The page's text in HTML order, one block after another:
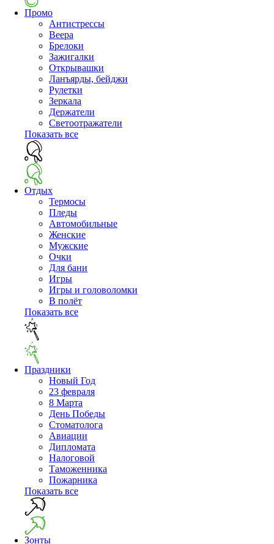
Промо
Антистрессы
Веера
Брелоки
Зажигалки
Открывашки
Ланъярды, бейджи
Рулетки
Зеркала
Держатели
Светоотражатели
Показать все
Отдых
Термосы
Пледы
Автомобильные
Женские
Мужские
Очки
Для бани
Игры
Игры и головоломки
В полёт
Показать все
Праздники
Новый Год
23 февраля
8 Марта
День Победы
Cтоматолога
Авиации
Дипломата
Налоговой
Таможенника
Пожарника
Показать все
Зонты